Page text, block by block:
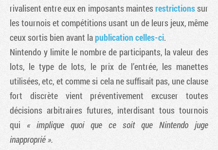
rivalisent entre eux en imposants maintesrestrictionssur
les tournois et compétitions usant un de leurs jeux, même
ceux sortis bien avant lapublication celles-ci.
Nintendo y limite le nombre de participants, la valeur des
lots, le type de lots, le prix de l’entrée, les manettes
utilisées, etc, et comme si cela ne suffisait pas, une clause
fort discrète vient préventivement excuser toutes
décisions arbitraires futures, interdisant tous tournois
qui « implique quoi que ce soit que Nintendo juge
inapproprié ».